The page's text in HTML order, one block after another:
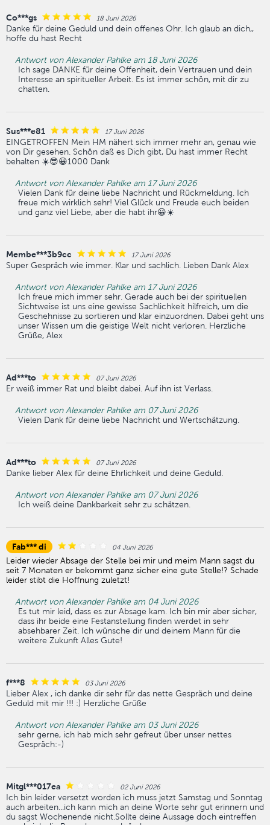
Co***gs 18 Juni 2026
Danke für deine Geduld und dein offenes Ohr. Ich glaub an dich,,
hoffe du hast Recht
Antwort von Alexander Pahlke am 18 Juni 2026
Ich sage DANKE für deine Offenheit, dein Vertrauen und dein
Interesse an spiritueller Arbeit. Es ist immer schön, mit dir zu
chatten.
Sus***e81 17 Juni 2026
EINGETROFFEN Mein HM nähert sich immer mehr an, genau wie
von Dir gesehen. Schön daß es Dich gibt, Du hast immer Recht
behalten ☀️😎😀1000 Dank
Antwort von Alexander Pahlke am 17 Juni 2026
Vielen Dank für deine liebe Nachricht und Rückmeldung. Ich
freue mich wirklich sehr! Viel Glück und Freude euch beiden
und ganz viel Liebe, aber die habt ihr😀☀️
Membe***3b9cc 17 Juni 2026
Super Gespräch wie immer. Klar und sachlich. Lieben Dank Alex
Antwort von Alexander Pahlke am 17 Juni 2026
Ich freue mich immer sehr. Gerade auch bei der spirituellen
Sichtweise ist uns eine gewisse Sachlichkeit hilfreich, um die
Geschehnisse zu sortieren und klar einzuordnen. Dabei geht uns
unser Wissen um die geistige Welt nicht verloren. Herzliche
Grüße, Alex
Ad***to 07 Juni 2026
Er weiß immer Rat und bleibt dabei. Auf ihn ist Verlass.
Antwort von Alexander Pahlke am 07 Juni 2026
Vielen Dank für deine liebe Nachricht und Wertschätzung.
Ad***to 07 Juni 2026
Danke lieber Alex für deine Ehrlichkeit und deine Geduld.
Antwort von Alexander Pahlke am 07 Juni 2026
Ich weiß deine Dankbarkeit sehr zu schätzen.
Fab*** di 04 Juni 2026
Leider wieder Absage der Stelle bei mir und meim Mann sagst du
seit 7 Monaten er bekommt ganz sicher eine gute Stelle!? Schade
leider stibt die Hoffnung zuletzt!
Antwort von Alexander Pahlke am 04 Juni 2026
Es tut mir leid, dass es zur Absage kam. Ich bin mir aber sicher,
dass ihr beide eine Festanstellung finden werdet in sehr
absehbarer Zeit. Ich wünsche dir und deinem Mann für die
weitere Zukunft Alles Gute!
f***8 03 Juni 2026
Lieber Alex , ich danke dir sehr für das nette Gespräch und deine
Geduld mit mir !!! :) Herzliche Grüße
Antwort von Alexander Pahlke am 03 Juni 2026
sehr gerne, ich hab mich sehr gefreut über unser nettes
Gespräch:-)
Mitgl***017ea 02 Juni 2026
Ich bin leider versetzt worden ich muss jetzt Samstag und Sonntag
auch arbeiten...ich kann mich an deine Worte sehr gut erinnern und
du sagst Wochenende nicht.Sollte deine Aussage doch eintreffen